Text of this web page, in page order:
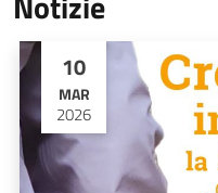
10
MAR
2026